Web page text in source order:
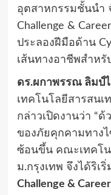
อุตสาหกรรมชั้นนำ
Challenge &
ประลองฝีมือด้าน
เส้นทางอาชีพสำห
ดร.ผกาพรรณ ลิมป์
เทคโนโลยีสารสนเ
กล่าวเปิดงานว่า “
ของภัยคุกคามทาง
ซ้อนขึ้น คณะเทคโน
ม.กรุงเทพ จึงได้ริเ
Challenge &